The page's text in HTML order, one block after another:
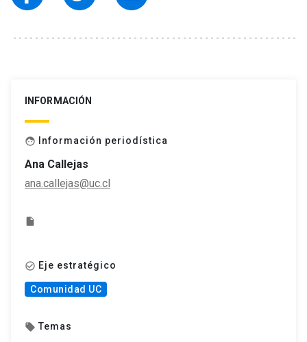
INFORMACIÓN
face Información periodística
Ana Callejas
ana.callejas@uc.cl
insert_drive_file
check_circle_outline Eje estratégico
Comunidad UC
local_offer Temas